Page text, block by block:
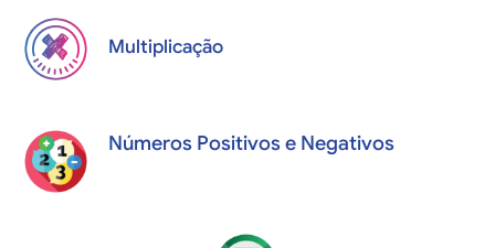
Multiplicação
Números Positivos e Negativos